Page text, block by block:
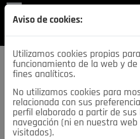
SECCIONES
Aviso de cookies:
Utilizamos cookies propias
funcionamiento de la web y de
fines analíticos.
No utilizamos cookies para
relacionada con sus
perfil elaborado a partir de sus
navegación (ni en nuestra
visitados).